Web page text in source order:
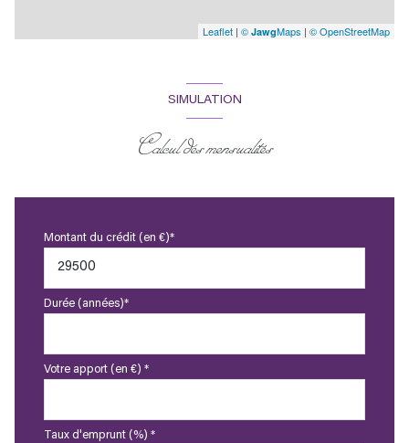
Leaflet | © JawgMaps | © OpenStreetMap
SIMULATION
Calcul des mensualités
Montant du crédit (en €)*
Durée (années)*
Votre apport (en €) *
Taux d'emprunt (%) *